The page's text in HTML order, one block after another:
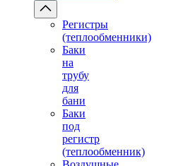
Регистры
(теплообменники)
Баки
на
трубу
для
бани
Баки
под
регистр
(теплообменник)